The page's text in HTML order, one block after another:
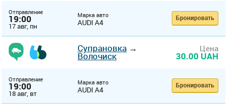
Отправление
19:00
17 авг, пн
Марка авто
AUDI A4 Бронировать
Супрановка →
Волочиск
Цена
30.00 UAH
Отправление
19:00
18 авг, вт
Марка авто
AUDI A4 Бронировать